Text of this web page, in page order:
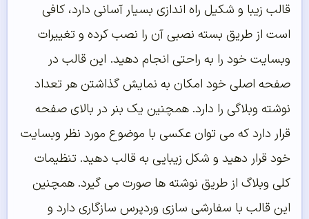
قالب زیبا و شکیل راه اندازی بسیار آسانی دارد، کافی
است از طریق بسته نصبی آن را نصب کرده و تغییرات
وبسایت خود را به راحتی انجام دهید. این قالب در
صفحه اصلی خود امکان به نمایش گذاشتن هر تعداد
نوشته وبلاگی را دارد. همچنین یک بنر در بالای صفحه
قرار دارد که می توان عکسی با موضوع مورد نظر وبسایت
خود قرار دهید و شکل زیبایی به قالب دهید. تنظیمات
کلی وبلاگ از طریق نوشته ها صورت می گیرد. همچنین
این قالب با سفارشی سازی وردپرس سازگاری دارد و